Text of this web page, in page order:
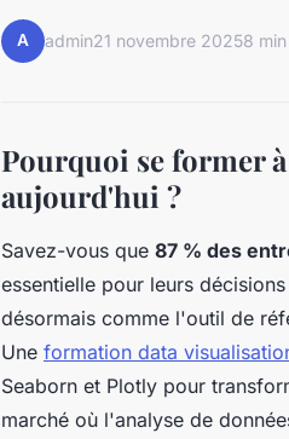
A admin21 novembre 20258
Pourquoi se former
aujourd'hui ?
Savez-vous que 87 % des
essentielle pour leurs
désormais comme l'outil de
Une formation data
Seaborn et Plotly pour
marché où l'analyse de